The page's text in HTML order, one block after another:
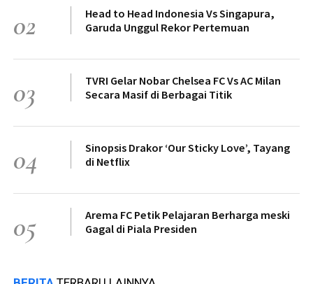
02
Head to Head Indonesia Vs Singapura,
Garuda Unggul Rekor Pertemuan
03
TVRI Gelar Nobar Chelsea FC Vs AC Milan
Secara Masif di Berbagai Titik
04
Sinopsis Drakor ‘Our Sticky Love’, Tayang
di Netflix
05
Arema FC Petik Pelajaran Berharga meski
Gagal di Piala Presiden